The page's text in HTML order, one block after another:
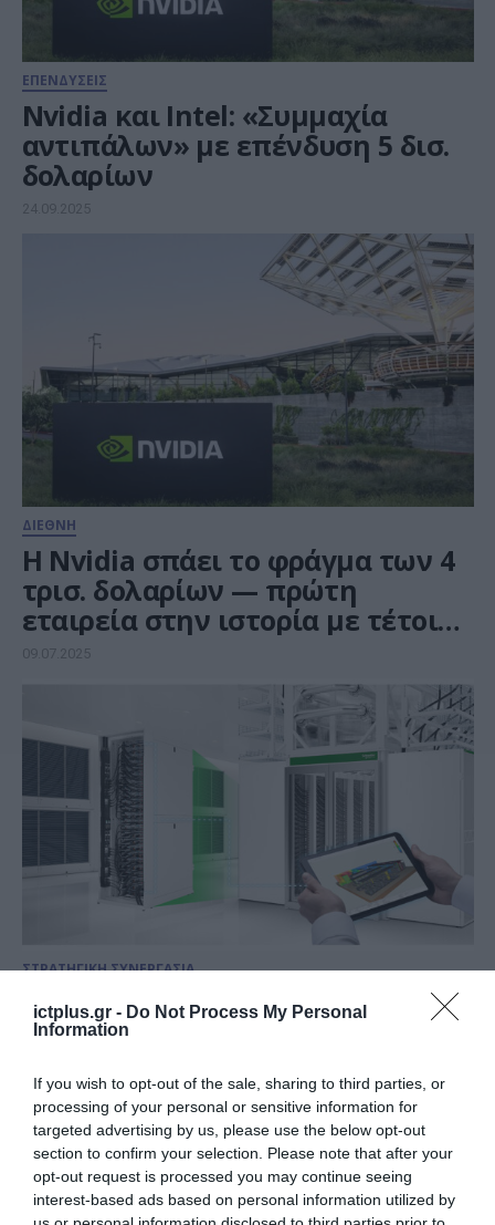
ictplus.gr - Do Not Process My Personal
Information
If you wish to opt-out of the sale, sharing to third parties, or
processing of your personal or sensitive information for
targeted advertising by us, please use the below opt-out
section to confirm your selection. Please note that after your
opt-out request is processed you may continue seeing
interest-based ads based on personal information utilized by
ΕΠΕΝΔΥΣΕΙΣ
Nvidia και Intel: «Συμμαχία
αντιπάλων» με επένδυση 5 δισ.
δολαρίων
24.09.2025
ΔΙΕΘΝΗ
H Nvidia σπάει το φράγμα των 4
τρισ. δολαρίων — πρώτη
εταιρεία στην ιστορία με τέτοια
κεφαλαιοποίηση
09.07.2025
ΣΤΡΑΤΗΓΙΚΗ ΣΥΝΕΡΓΑΣΙΑ
Schneider Electric: Παγκόσμια
συνεργασία με την NVIDIA για
εργοστασίων
07.07.2025